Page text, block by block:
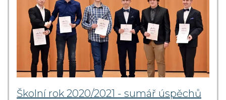
Školní rok 2020/2021 - sumář úspěchů